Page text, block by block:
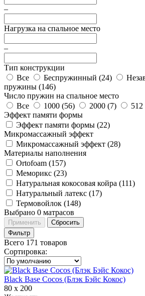
–
Нагрузка на спальное место
–
Тип конструкции
Все
Беспружинный (24)
пружины (146)
Число пружин на спальное место
Все
1000 (56) 2000 (7) 512
Эффект памяти формы
Эффект памяти формы (22)
Микромассажный эффект
Микромассажный эффект (28)
Материалы наполнения
Ortofoam (157)
Меморикс (23)
Натуральная кокосовая койра (111)
Натуральный латекс (17)
Термовойлок (148)
Выбрано 0 матрасов
Применить
Сбросить
Фильтр
Всего 171 товаров
Сортировка:
Black Base Cocos (Блэк Бэйс Кокос)
80 х 200